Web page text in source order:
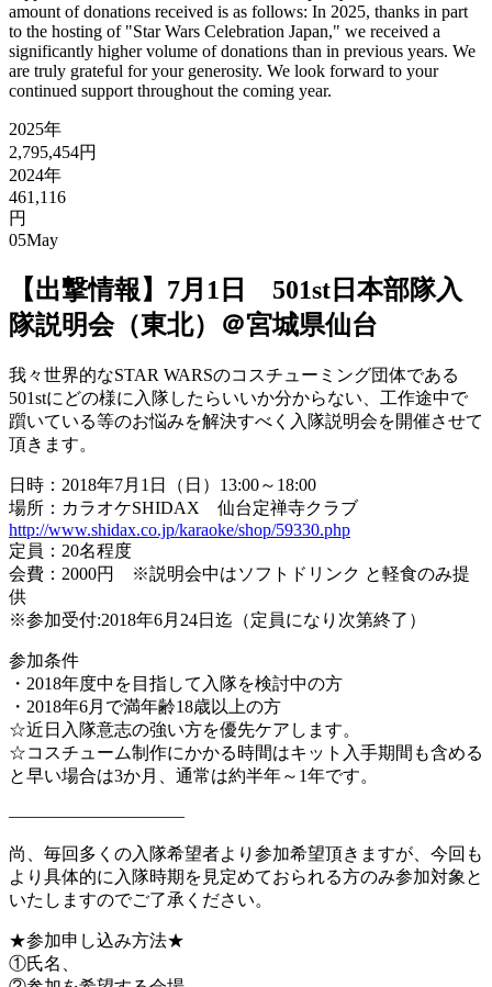
amount of donations received is as follows: In 2025, thanks in part
to the hosting of "Star Wars Celebration Japan," we received a
significantly higher volume of donations than in previous years. We
are truly grateful for your generosity. We look forward to your
continued support throughout the coming year.
2025年
2,795,454円
2024年
461,116
円
05May
【出撃情報】7月1日 501st日本部隊入
隊説明会（東北）＠宮城県仙台
我々世界的なSTAR WARSのコスチューミング団体である
501stにどの様に入隊したらいいか分からない、工作途中で
躓いている等のお悩みを解決すべく入隊説明会を開催させて
頂きます。
日時：2018年7月1日（日）13:00～18:00
場所：カラオケSHIDAX 仙台定禅寺クラブ
http://www.shidax.co.jp/karaoke/shop/59330.php
定員：20名程度
会費：2000円 ※説明会中はソフトドリンク と軽食のみ提
供
※参加受付:2018年6月24日迄（定員になり次第終了）
参加条件
・2018年度中を目指して入隊を検討中の方
・2018年6月で満年齢18歳以上の方
☆近日入隊意志の強い方を優先ケアします。
☆コスチューム制作にかかる時間はキット入手期間も含める
と早い場合は3か月、通常は約半年～1年です。
——————————
尚、毎回多くの入隊希望者より参加希望頂きますが、今回も
より具体的に入隊時期を見定めておられる方のみ参加対象と
いたしますのでご了承ください。
★参加申し込み方法★
①氏名、